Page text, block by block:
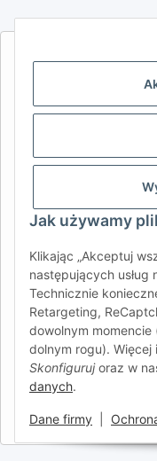
Jak używamy
Klikając „Akceptuj
następujących usług
Technicznie
Retargeting,
dowolnym
dolnym rogu).
Skonfigurujoraz w
danych.
Dane firmy
AFATEK
DE
SE FI
AFATEK
zamiennych do
Globalna dostawa